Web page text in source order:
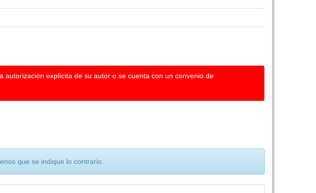
explícita de su autor o se cuenta con un convenio de
que se indique lo contrario.